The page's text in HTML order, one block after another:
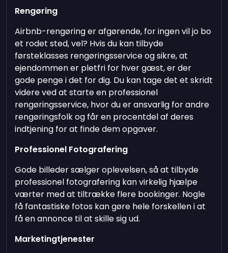
Rengøring
Airbnb-rengøring er afgørende, for ingen vil jo bo
et rodet sted, vel? Hvis du kan tilbyde
førsteklasses rengøringsservice og sikre, at
ejendommen er pletfri for hver gæst, er der
gode penge i det for dig. Du kan tage det et skridt
videre ved at starte en professionel
rengøringsservice, hvor du er ansvarlig for andre
rengøringsfolk og får en procentdel af deres
indtjening for at finde dem opgaver.
Professionel Fotografering
Gode billeder sælger oplevelsen, så at tilbyde
professionel fotografering kan virkelig hjælpe
værter med at tiltrække flere bookinger. Nogle
få fantastiske fotos kan gøre hele forskellen i at
få en annonce til at skille sig ud.
Marketingtjenester